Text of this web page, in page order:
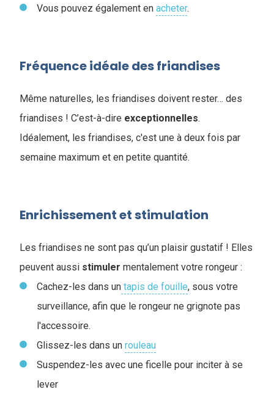
Vous pouvez également en acheter.
Fréquence idéale des friandises
Même naturelles, les friandises doivent rester… des
friandises ! C’est-à-dire exceptionnelles.
Idéalement, les friandises, c'est une à deux fois par
semaine maximum et en petite quantité.
Enrichissement et stimulation
Les friandises ne sont pas qu’un plaisir gustatif ! Elles
peuvent aussi stimuler mentalement votre rongeur :
Cachez-les dans un tapis de fouille, sous votre
surveillance, afin que le rongeur ne grignote pas
l'accessoire.
Glissez-les dans un rouleau
Suspendez-les avec une ficelle pour inciter à se
lever